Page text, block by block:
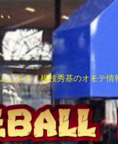
二スト・楊枝秀基のオモテ情